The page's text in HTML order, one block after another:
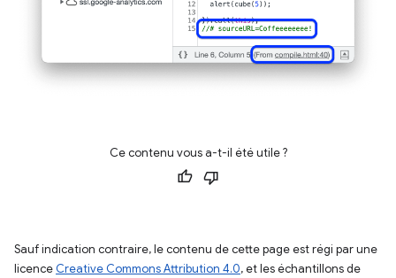
Ce contenu vous a-t-il été utile ?
Sauf indication contraire, le contenu de cette page est régi par une
licence Creative Commons Attribution 4.0, et les échantillons de